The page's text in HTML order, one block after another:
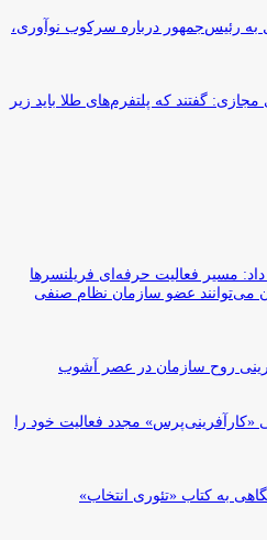
به رئیس‌جمهور درباره سرکوب نوآوری،
گفتند که پلتفرم‌های طلا باید زیر
مسیر فعالیت حرفه‌ای فریلنسرها
می‌توانند عضو سازمان نظام صنفی
روح سازمان در عصر آشوب
«کارآفرینی‌پرس» مجدد فعالیت خود را
به کتاب «تئوری انتخاب»